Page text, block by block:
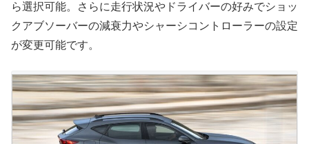
ら選択可能。さらに走行状況やドライバーの好みでショッ
クアブソーバーの減衰力やシャーシコントローラーの設定
が変更可能です。